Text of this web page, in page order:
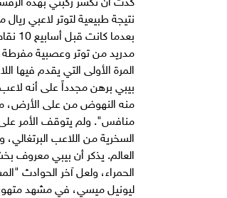
نتيجة طبيعية لتوتر لاعبي
مدريد من توتر وعصبية
المرة الأولى التي يقدم
بيبي برهن مجدداً على أنه
منه النهوض من على الأرض،
منافس". ولم يتوقف الأمر على
السخرية من اللاعب
العالم. يذكر أن بيبي معروف
الحمراء، ولعل آخر الحوادث
ليونيل ميسي، في مشهد متهور